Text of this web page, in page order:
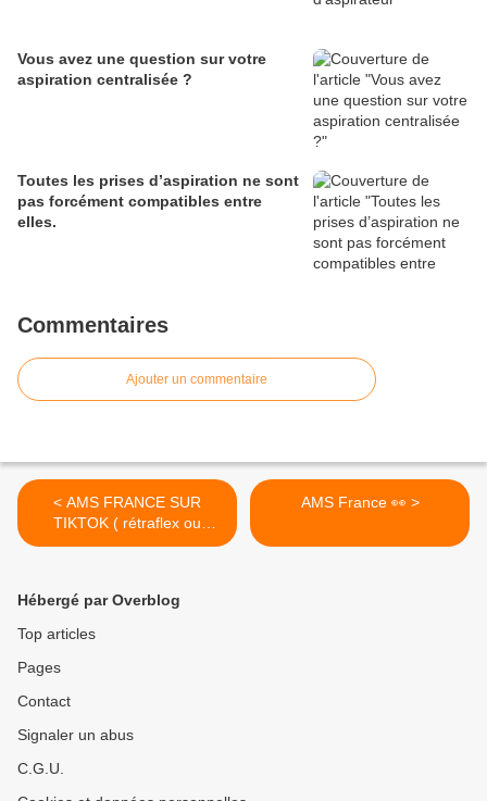
Vous avez une question sur votre
aspiration centralisée ?
Toutes les prises d’aspiration ne sont
pas forcément compatibles entre
elles.
Commentaires
Ajouter un commentaire
< AMS FRANCE SUR
TIKTOK ( rétraflex ou
aspirateur / aspiration
AMS France 👀 >
Hébergé par Overblog
Top articles
Pages
Contact
Signaler un abus
C.G.U.